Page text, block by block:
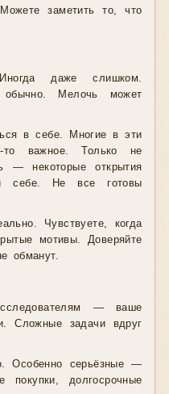
заметить то, что
даже слишком.
обычно. Мелочь может
в себе. Многие в эти
то важное. Только не
— некоторые открытия
себе. Не все готовы
Чувствуете, когда
мотивы. Доверяйте
обманут.
— ваше
Сложные задачи вдруг
Особенно серьёзные —
покупки, долгосрочные